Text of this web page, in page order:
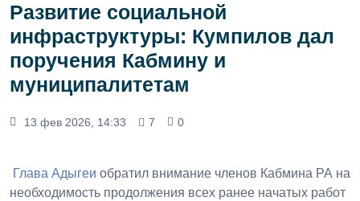
Развитие социальной
инфраструктуры: Кумпилов дал
поручения Кабмину и
муниципалитетам
13 фев 2026, 14:33 7 0
Глава Адыгеи обратил внимание членов Кабмина РА на
необходимость продолжения всех ранее начатых работ